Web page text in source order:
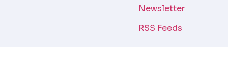
Newsletter
RSS Feeds